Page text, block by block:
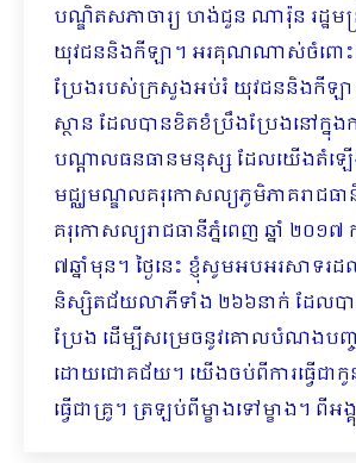
បណ្ឌិតសភាចារ្យ ហង់ជួន ណារ៉ុន រដ្ឋម
យុវជននិងកីឡា។ អរគុណណាស់ចំពោះ
ប្រែងរបស់ក្រសួងអប់រំ យុវជននិងកីឡា
ស្ថាន ដែលបានខិតខំប្រឹងប្រែងនៅក្នុង
បណ្ដាលធនធានមនុស្ស ដែលយើងតំឡ
មជ្ឈមណ្ឌលគរុកោសល្យភូមិភាគរាជធានី
គរុកោសល្យរាជធានីភ្នំពេញ ឆ្នាំ ២០១៧
៧ឆ្នាំមុន។ ថ្ងៃនេះ ខ្ញុំសូមអបអរសាទ
និស្សិតជ័យលាភីទាំង ២៦៦នាក់ ដែលបា
ប្រែង ដើម្បីសម្រេចនូវគោលបំណងបញ្ច
ដោយជោគជ័យ។ យើងចប់ពីការធ្វើជា
ធ្វើជាគ្រូ។ ត្រឡប់ពីម្ខាងទៅម្ខាង។ ពីអង្